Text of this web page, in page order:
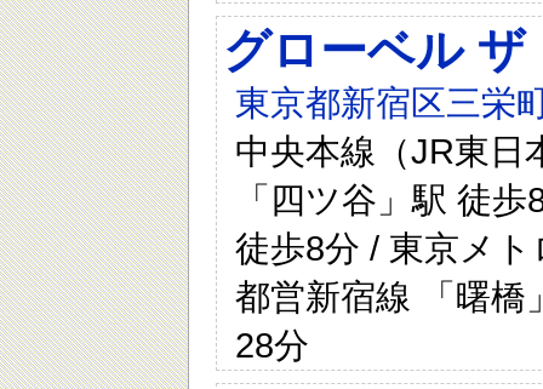
グローベル
東京都新宿区三栄
中央本線（JR東日
「四ツ谷」駅 徒
徒歩8分 / 東京メ
都営新宿線 「曙橋
28分